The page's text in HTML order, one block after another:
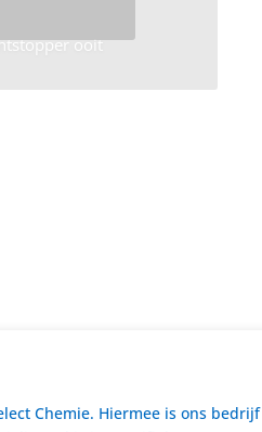
ooit
Chemie. Hiermee is ons bedrijf